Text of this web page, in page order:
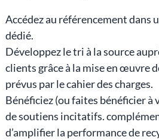
Accédez au référencement dans
dédié.
Développez le tri à la source
clients grâce à la mise en œuvre
prévus par le cahier des charges.
Bénéficiez (ou faites bénéficier à
de soutiens incitatifs.
d’amplifier la performance de